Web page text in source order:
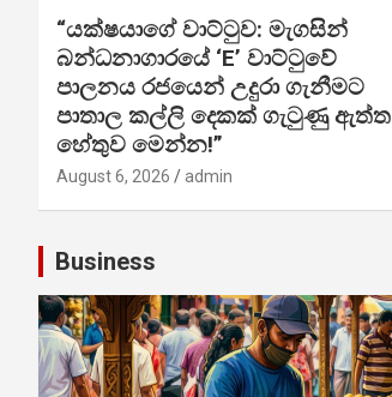
“යක්ෂයාගේ වාට්ටුව: මැගසින්
බන්ධනාගාරයේ ‘E’ වාට්ටුවේ
පාලනය රජයෙන් උදුරා ගැනීමට
පාතාල කල්ලි දෙකක් ගැටුණු ඇත්ත
හේතුව මෙන්න!”
August 6, 2026 admin
Business